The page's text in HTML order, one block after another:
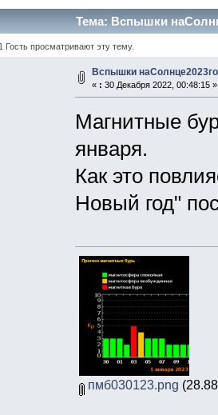
Тема: Вспышки
Гость просматривают эту тему.
Вспышки
« : 30 Декабря 2022, 00:48:15 »
Магнитные
января.
Как это
Новый год"
пмб030123.png